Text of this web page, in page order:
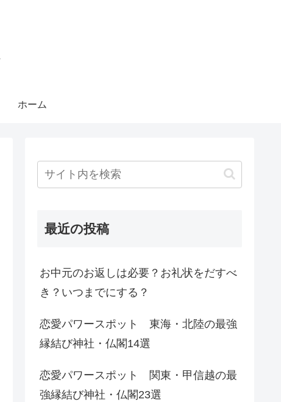
ホーム
最近の投稿
お中元のお返しは必要？お礼状をだすべ
き？いつまでにする？
恋愛パワースポット 東海・北陸の最強
縁結び神社・仏閣14選
恋愛パワースポット 関東・甲信越の最
強縁結び神社・仏閣23選